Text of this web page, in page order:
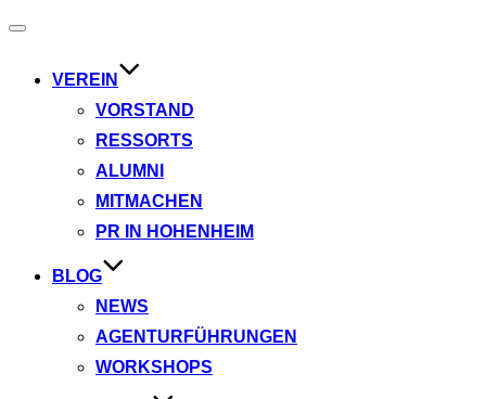
Navigation
VEREIN
VORSTAND
RESSORTS
ALUMNI
MITMACHEN
PR IN HOHENHEIM
BLOG
NEWS
AGENTURFÜHRUNGEN
WORKSHOPS